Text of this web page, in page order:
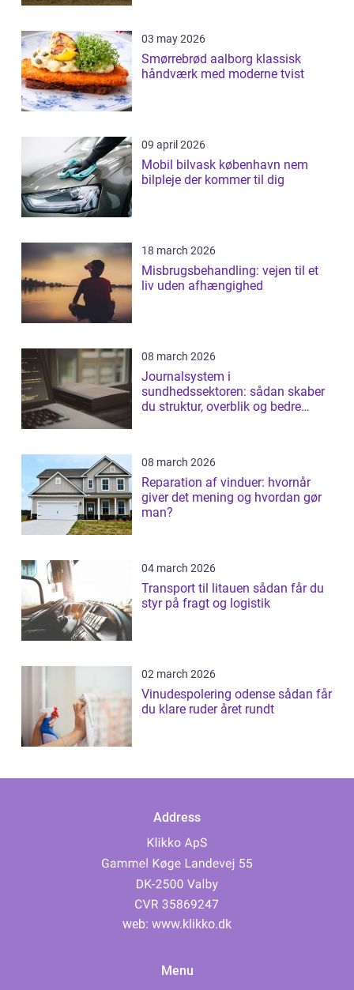
03 may 2026
Smørrebrød aalborg klassisk
håndværk med moderne tvist
09 april 2026
Mobil bilvask københavn nem
bilpleje der kommer til dig
18 march 2026
Misbrugsbehandling: vejen til et
liv uden afhængighed
08 march 2026
Journalsystem i
sundhedssektoren: sådan skaber
du struktur, overblik og bedre
08 march 2026
Reparation af vinduer: hvornår
giver det mening og hvordan gør
man?
04 march 2026
Transport til litauen sådan får du
styr på fragt og logistik
02 march 2026
Vinudespolering odense sådan får
du klare ruder året rundt
Address
web: www.klikko.dk
Menu